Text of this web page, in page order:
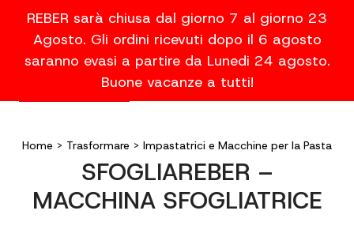
REBER sarà chiusa dal giorno 7 al giorno 23
Agosto. Gli ordini ricevuti dopo il 6 agosto
saranno evasi a partire da Lunedi 24 agosto.
Buone vacanze a tutti!
Home > Trasformare > Impastatrici e Macchine per la Pasta
SFOGLIAREBER –
MACCHINA SFOGLIATRICE